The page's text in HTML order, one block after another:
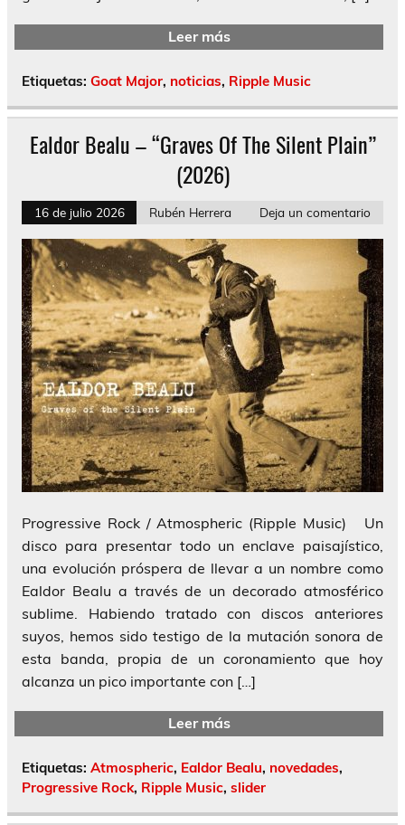
Leer más
Etiquetas: Goat Major, noticias, Ripple Music
Ealdor Bealu – “Graves Of The Silent Plain”
(2026)
16 de julio 2026 Rubén Herrera Deja un comentario
Progressive Rock / Atmospheric (Ripple Music) Un
disco para presentar todo un enclave paisajístico,
una evolución próspera de llevar a un nombre como
Ealdor Bealu a través de un decorado atmosférico
sublime. Habiendo tratado con discos anteriores
suyos, hemos sido testigo de la mutación sonora de
esta banda, propia de un coronamiento que hoy
alcanza un pico importante con […]
Leer más
Etiquetas: Atmospheric, Ealdor Bealu, novedades,
Progressive Rock, Ripple Music, slider